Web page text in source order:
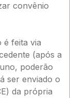
convênio
é feita via
(após a
poderão
ser enviado o
da própria